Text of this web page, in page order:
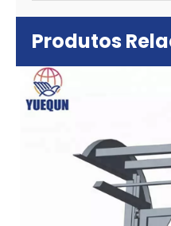
Produtos